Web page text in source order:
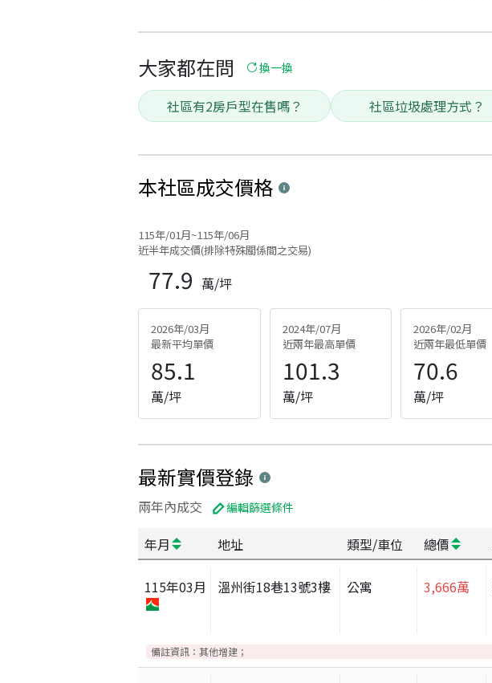
大家都在問 換一換
社區有2房戶型在售嗎？ 社區垃圾處理方式？
本社區成交價格
115年/01月~115年/06月
近半年成交價(排除特殊關係間之交易)
77.9 萬/坪
2026年/03月
最新平均單價
85.1
萬/坪
2024年/07月
近兩年最高單價
101.3
萬/坪
2026年/02月
近兩年最低單價
70.6
萬/坪
最新實價登錄
兩年內成交 編輯篩選條件
年月 地址 類型/車位 總價
115年03月 溫州街18巷13號3樓 公寓 3,666萬
備註資訊： 其他增建；